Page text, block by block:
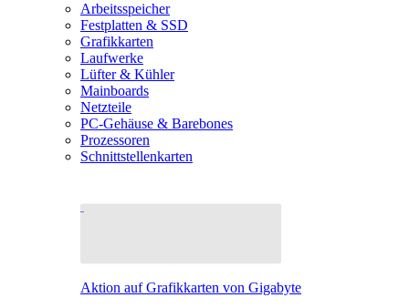
Arbeitsspeicher
Festplatten & SSD
Grafikkarten
Laufwerke
Lüfter & Kühler
Mainboards
Netzteile
PC-Gehäuse & Barebones
Prozessoren
Schnittstellenkarten
Aktion auf Grafikkarten von Gigabyte